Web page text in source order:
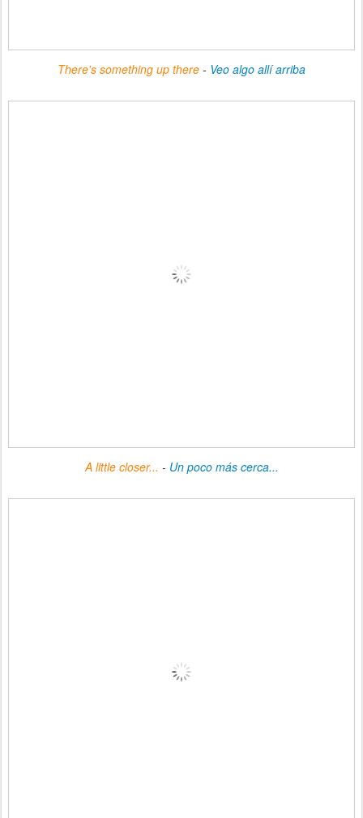
There's something up there - Veo algo allí arriba
A little closer... - Un poco más cerca...